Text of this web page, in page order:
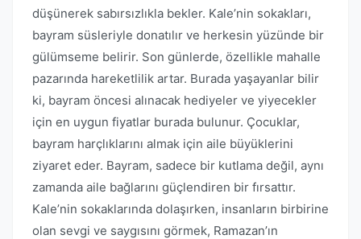
düşünerek sabırsızlıkla bekler. Kale’nin sokakları,
bayram süsleriyle donatılır ve herkesin yüzünde bir
gülümseme belirir. Son günlerde, özellikle mahalle
pazarında hareketlilik artar. Burada yaşayanlar bilir
ki, bayram öncesi alınacak hediyeler ve yiyecekler
için en uygun fiyatlar burada bulunur. Çocuklar,
bayram harçlıklarını almak için aile büyüklerini
ziyaret eder. Bayram, sadece bir kutlama değil, aynı
zamanda aile bağlarını güçlendiren bir fırsattır.
Kale’nin sokaklarında dolaşırken, insanların birbirine
olan sevgi ve saygısını görmek, Ramazan’ın